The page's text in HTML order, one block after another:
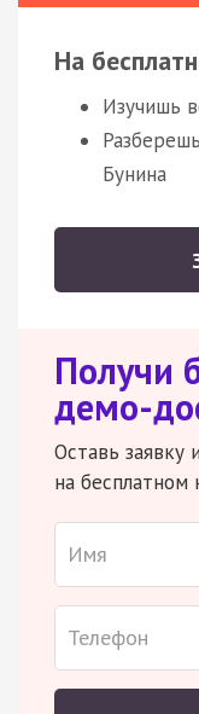
На
Изучишь
Бунина
Получи
демо-
Оставь заявку
на бесплатном